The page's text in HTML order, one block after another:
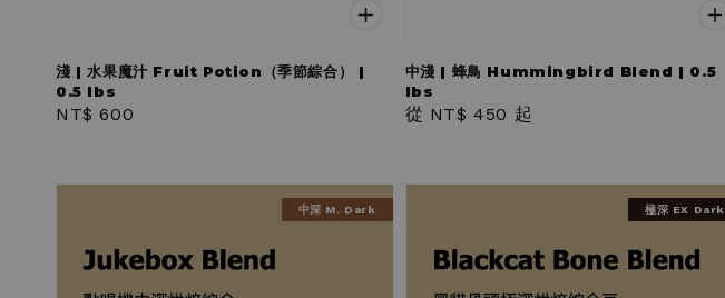
淺 | 水果魔汁 Fruit Potion（季節綜合） |
0.5 lbs
Regular
NT$ 600
中淺 | 蜂鳥 Hummingbird Blend | 0.5
lbs
Regular
從 NT$ 450 起
中深 M. Dark 極深 EX Dark